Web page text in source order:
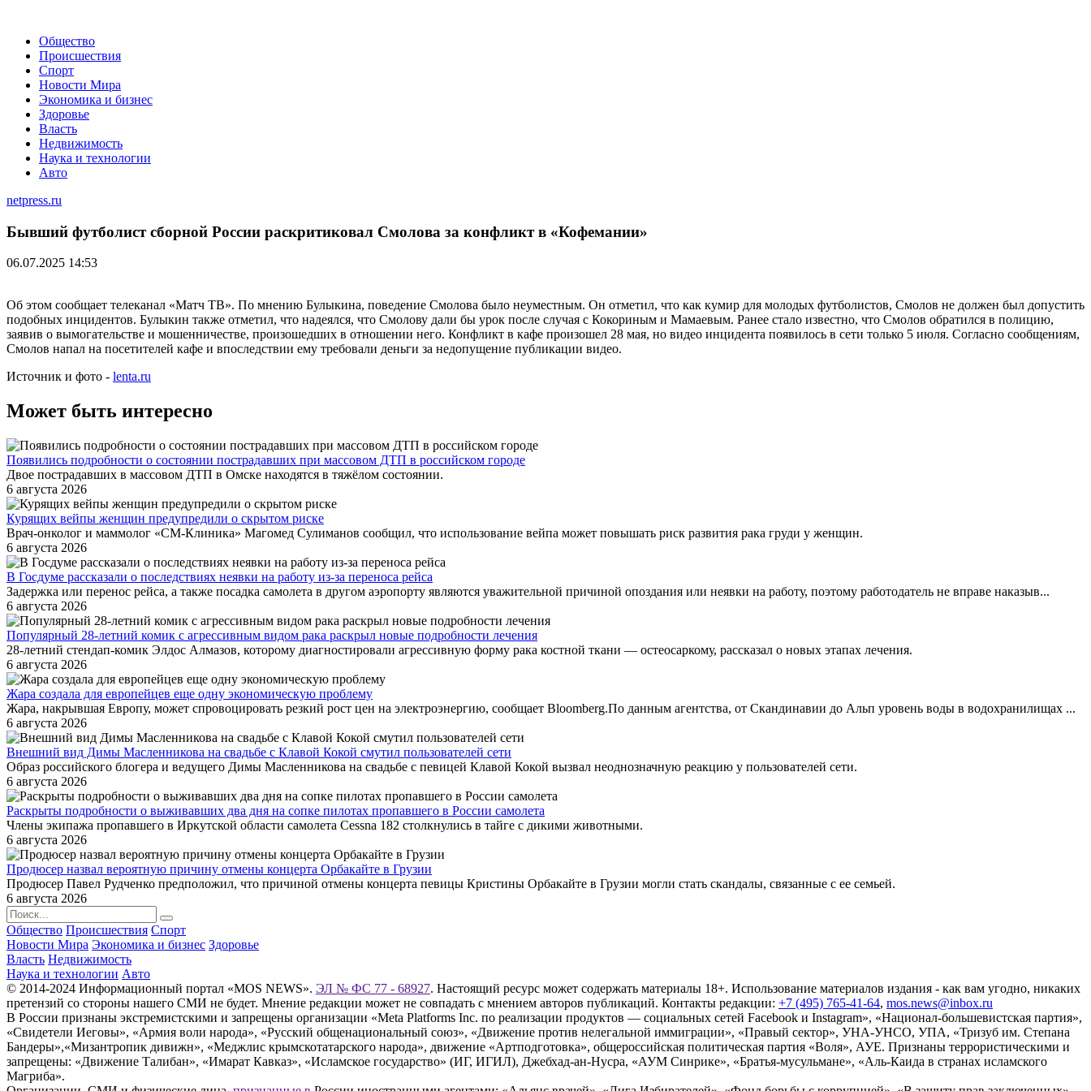
Общество
Происшествия
Спорт
Новости Мира
Экономика и бизнес
Здоровье
Власть
Недвижимость
Наука и технологии
Авто
netpress.ru
Бывший футболист сборной России раскритиковал Смолова за конфликт в «Кофемании»
06.07.2025 14:53
Об этом сообщает телеканал «Матч ТВ». По мнению Булыкина, поведение Смолова было неуместным. Он отметил, что как кумир для молодых футболистов, Смолов не должен был допустить
подобных инцидентов. Булыкин также отметил, что надеялся, что Смолову дали бы урок после случая с Кокориным и Мамаевым. Ранее стало известно, что Смолов обратился в полицию,
заявив о вымогательстве и мошенничестве, произошедших в отношении него. Конфликт в кафе произошел 28 мая, но видео инцидента появилось в сети только 5 июля. Согласно сообщениям,
Смолов напал на посетителей кафе и впоследствии ему требовали деньги за недопущение публикации видео.
Источник и фото - lenta.ru
Может быть интересно
Появились подробности о состоянии пострадавших при массовом ДТП в российском городе
Двое пострадавших в массовом ДТП в Омске находятся в тяжёлом состоянии.
6 августа 2026
Курящих вейпы женщин предупредили о скрытом риске
Врач-онколог и маммолог «СМ-Клиника» Магомед Сулиманов сообщил, что использование вейпа может повышать риск развития рака груди у женщин.
6 августа 2026
В Госдуме рассказали о последствиях неявки на работу из-за переноса рейса
Задержка или перенос рейса, а также посадка самолета в другом аэропорту являются уважительной причиной опоздания или неявки на работу, поэтому работодатель не вправе наказыв...
6 августа 2026
Популярный 28-летний комик с агрессивным видом рака раскрыл новые подробности лечения
28-летний стендап-комик Элдос Алмазов, которому диагностировали агрессивную форму рака костной ткани — остеосаркому, рассказал о новых этапах лечения.
6 августа 2026
Жара создала для европейцев еще одну экономическую проблему
Жара, накрывшая Европу, может спровоцировать резкий рост цен на электроэнергию, сообщает Bloomberg.По данным агентства, от Скандинавии до Альп уровень воды в водохранилищах ...
6 августа 2026
Внешний вид Димы Масленникова на свадьбе с Клавой Кокой смутил пользователей сети
Образ российского блогера и ведущего Димы Масленникова на свадьбе с певицей Клавой Кокой вызвал неоднозначную реакцию у пользователей сети.
6 августа 2026
Раскрыты подробности о выживавших два дня на сопке пилотах пропавшего в России самолета
Члены экипажа пропавшего в Иркутской области самолета Cessna 182 столкнулись в тайге с дикими животными.
6 августа 2026
Продюсер назвал вероятную причину отмены концерта Орбакайте в Грузии
Продюсер Павел Рудченко предположил, что причиной отмены концерта певицы Кристины Орбакайте в Грузии могли стать скандалы, связанные с ее семьей.
6 августа 2026
Общество Происшествия Спорт
Новости Мира Экономика и бизнес Здоровье
Власть Недвижимость
Наука и технологии Авто
© 2014-2024 Информационный портал «MOS NEWS». ЭЛ № ФС 77 - 68927. Настоящий ресурс может содержать материалы 18+. Использование материалов издания - как вам угодно, никаких
претензий со стороны нашего СМИ не будет. Мнение редакции может не совпадать с мнением авторов публикаций. Контакты редакции: +7 (495) 765-41-64, mos.news@inbox.ru
В России признаны экстремистскими и запрещены организации «Meta Platforms Inc. по реализации продуктов — социальных сетей Facebook и Instagram», «Национал-большевистская партия»,
«Свидетели Иеговы», «Армия воли народа», «Русский общенациональный союз», «Движение против нелегальной иммиграции», «Правый сектор», УНА-УНСО, УПА, «Тризуб им. Степана
Бандеры»,«Мизантропик дивижн», «Меджлис крымскотатарского народа», движение «Артподготовка», общероссийская политическая партия «Воля», АУЕ. Признаны террористическими и
запрещены: «Движение Талибан», «Имарат Кавказ», «Исламское государство» (ИГ, ИГИЛ), Джебхад-ан-Нусра, «АУМ Синрике», «Братья-мусульмане», «Аль-Каида в странах исламского
Магриба».